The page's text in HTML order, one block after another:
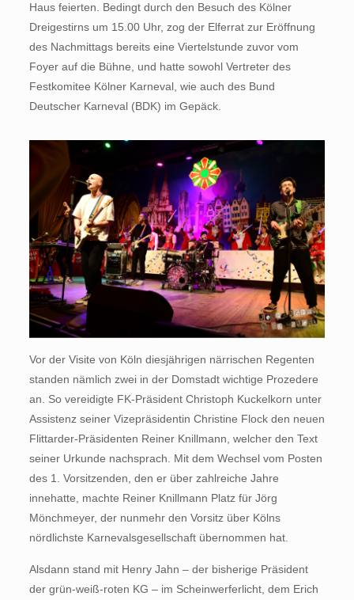
Haus feierten. Bedingt durch den Besuch des Kölner
Dreigestirns um 15.00 Uhr, zog der Elferrat zur Eröffnung
des Nachmittags bereits eine Viertelstunde zuvor vom
Foyer auf die Bühne, und hatte sowohl Vertreter des
Festkomitee Kölner Karneval, wie auch des Bund
Deutscher Karneval (BDK) im Gepäck.
Vor der Visite von Köln diesjährigen närrischen Regenten
standen nämlich zwei in der Domstadt wichtige Prozedere
an. So vereidigte FK-Präsident Christoph Kuckelkorn unter
Assistenz seiner Vizepräsidentin Christine Flock den neuen
Flittarder-Präsidenten Reiner Knillmann, welcher den Text
seiner Urkunde nachsprach. Mit dem Wechsel vom Posten
des 1. Vorsitzenden, den er über zahlreiche Jahre
innehatte, machte Reiner Knillmann Platz für Jörg
Mönchmeyer, der nunmehr den Vorsitz über Kölns
nördlichste Karnevalsgesellschaft übernommen hat.
Alsdann stand mit Henry Jahn – der bisherige Präsident
der grün-weiß-roten KG – im Scheinwerferlicht, dem Erich